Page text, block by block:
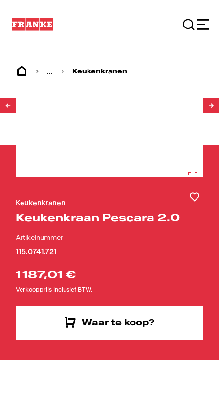
... Keukenkranen
Keukenkranen
Keukenkraan Pescara 2.0
Artikelnummer
115.0741.721
1 187,01 €
Verkoopprijs inclusief BTW.
Waar te koop?